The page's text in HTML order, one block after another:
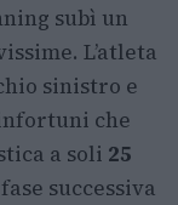
subì un
L’atleta
sinistro e
che
a soli 25
successiva